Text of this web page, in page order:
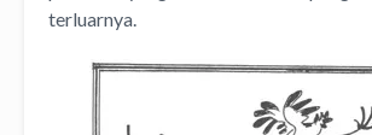
terluarnya.